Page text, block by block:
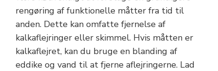
rengøring af funktionelle måtter fra tid til
anden. Dette kan omfatte fjernelse af
kalkaflejringer eller skimmel. Hvis måtten er
kalkaflejret, kan du bruge en blanding af
eddike og vand til at fjerne aflejringerne. Lad